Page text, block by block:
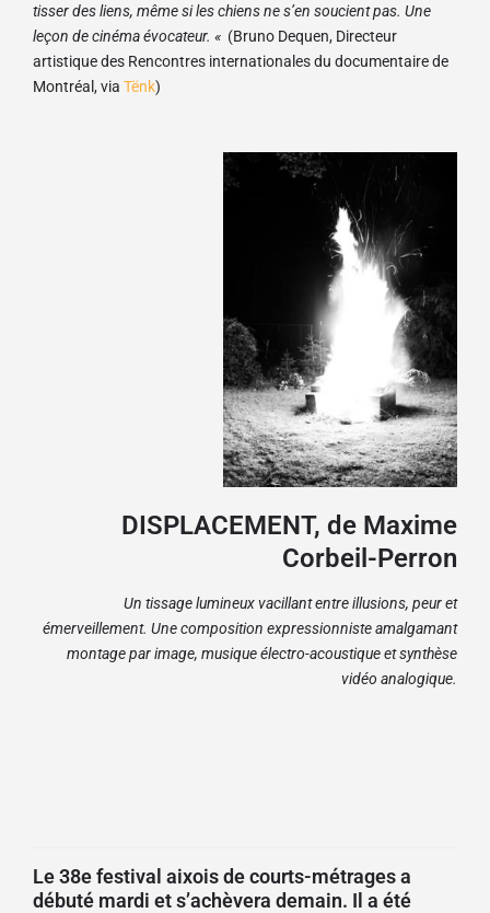
tisser des liens, même si les chiens ne s’en soucient pas. Une
leçon de cinéma évocateur. « (Bruno Dequen, Directeur
artistique des Rencontres internationales du documentaire de
Montréal, via Tënk)
DISPLACEMENT, de Maxime
Corbeil-Perron
Un tissage lumineux vacillant entre illusions, peur et
émerveillement. Une composition expressionniste amalgamant
montage par image, musique électro-acoustique et synthèse
vidéo analogique.
Le 38e festival aixois de courts-métrages a
débuté mardi et s’achèvera demain. Il a été